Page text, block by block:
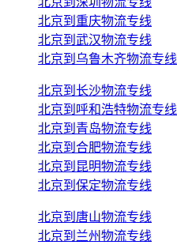
北京到重庆物流专线
北京到武汉物流专线
北京到乌鲁木齐物流专线
北京到长沙物流专线
北京到呼和浩特物流专线
北京到青岛物流专线
北京到合肥物流专线
北京到昆明物流专线
北京到保定物流专线
北京到唐山物流专线
北京到兰州物流专线